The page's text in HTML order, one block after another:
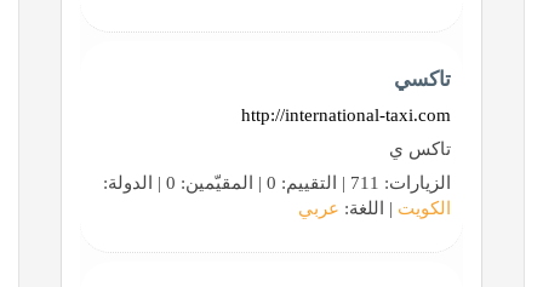
تاكسي
http://international-taxi.com
تاكس ي
الزيارات: 711 | التقييم: 0 | المقيّمين: 0 | الدولة:
الكويت | اللغة: عربي